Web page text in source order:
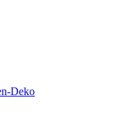
Deko